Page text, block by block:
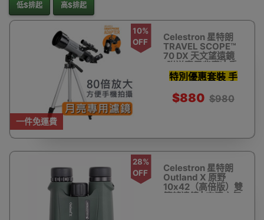
低$排起 高$排起
一件免運費
10%
OFF
Celestron 星特朗
TRAVEL SCOPE™
70 DX 天文望遠鏡
(附送專用背囊)| 香
港行貨
特別優惠套裝 手
機影相支架 濾鏡
天文軟件及更多
$880 $980
28%
OFF
Celestron 星特朗
Outland X 原野
10x42（高倍版）雙
筒望遠鏡 | 高清充氮